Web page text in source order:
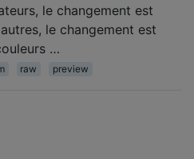
le changement est
le changement est
…
raw preview